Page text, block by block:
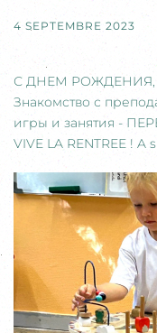
4 SEPTEMBRE 2023
С ДНЕМ
Знакомство с
игры и занятия -
VIVE LA RENTREE ! A